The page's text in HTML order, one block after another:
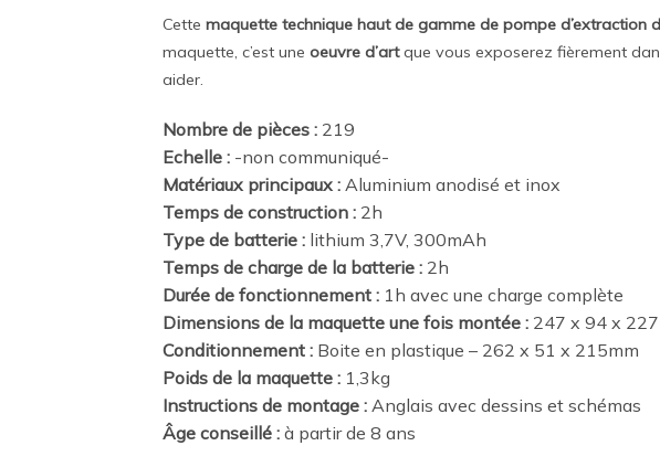
Cette maquette technique haut de gamme de pompe d’extraction
maquette, c’est une oeuvre d’artque vous exposerez fièrement
aider.
Nombre de pièces : 219
Echelle : -non communiqué-
Matériaux principaux : Aluminium anodisé et inox
Temps de construction : 2h
Type de batterie : lithium 3,7V, 300mAh
Temps de charge de la batterie : 2h
Durée de fonctionnement : 1h avec une charge complète
Dimensions de la maquette une fois montée : 247 x 94 x
Conditionnement : Boite en plastique – 262 x 51 x 215mm
Poids de la maquette : 1,3kg
Instructions de montage : Anglais avec dessins et schémas
Âge conseillé : à partir de 8 ans